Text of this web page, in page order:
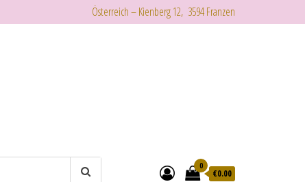
Österreich – Kienberg 12, 3594 Franzen
0
€0.00